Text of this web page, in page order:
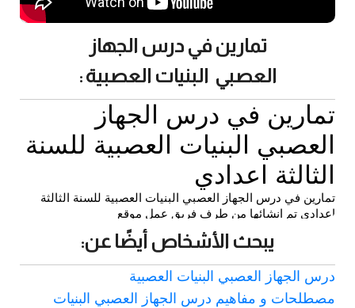
تمارين في درس الجهاز
العصبي البنيات العصبية :
يبحث الأشخاص أيضًا عن:
درس الجهاز العصبي البنيات العصبية
مصطلحات و مفاهيم درس الجهاز العصبي البنيات